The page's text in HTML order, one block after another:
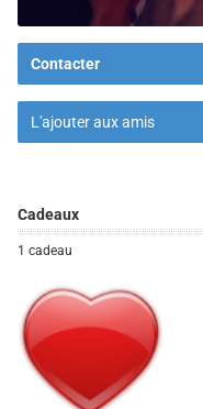
Contacter
L'ajouter aux amis
Cadeaux
1 cadeau